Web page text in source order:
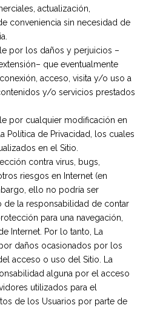
actualización,
conveniencia sin necesidad de
por los daños y perjuicios –
que eventualmente
acceso, visita y/o uso a
y/o servicios prestados
por cualquier modificación en
Política de Privacidad, los cuales
en el Sitio.
contra virus, bugs,
riesgos en Internet (en
ello no podría ser
de la responsabilidad de contar
para una navegación,
Internet. Por lo tanto, La
daños ocasionados por los
acceso o uso del Sitio. La
alguna por el acceso
utilizados para el
de los Usuarios por parte de